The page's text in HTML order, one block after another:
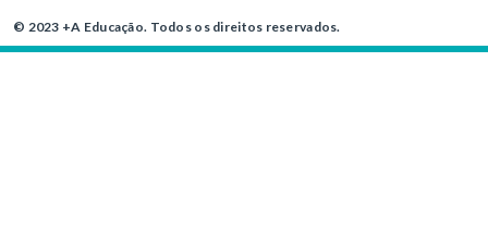
© 2023 +A Educação. Todos os direitos reservados.